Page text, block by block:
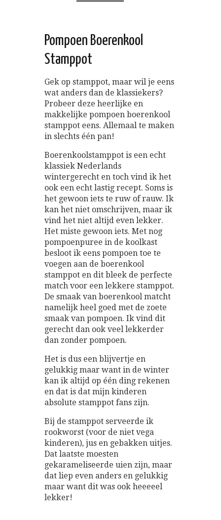
Pompoen Boerenkool
Stamppot
Gek op stamppot, maar wil je eens
wat anders dan de klassiekers?
Probeer deze heerlijke en
makkelijke pompoen boerenkool
stamppot eens. Allemaal te maken
in slechts één pan!
Boerenkoolstamppot is een echt
klassiek Nederlands
wintergerecht en toch vind ik het
ook een echt lastig recept. Soms is
het gewoon iets te ruw of rauw. Ik
kan het niet omschrijven, maar ik
vind het niet altijd even lekker.
Het miste gewoon iets. Met nog
pompoenpuree in de koolkast
besloot ik eens pompoen toe te
voegen aan de boerenkool
stamppot en dit bleek de perfecte
match voor een lekkere stamppot.
De smaak van boerenkool matcht
namelijk heel goed met de zoete
smaak van pompoen. Ik vind dit
gerecht dan ook veel lekkerder
dan zonder pompoen.
Het is dus een blijvertje en
gelukkig maar want in de winter
kan ik altijd op één ding rekenen
en dat is dat mijn kinderen
absolute stamppot fans zijn.
Bij de stamppot serveerde ik
rookworst (voor de niet vega
kinderen), jus en gebakken uitjes.
Dat laatste moesten
gekarameliseerde uien zijn, maar
dat liep even anders en gelukkig
maar want dit was ook heeeeel
lekker!